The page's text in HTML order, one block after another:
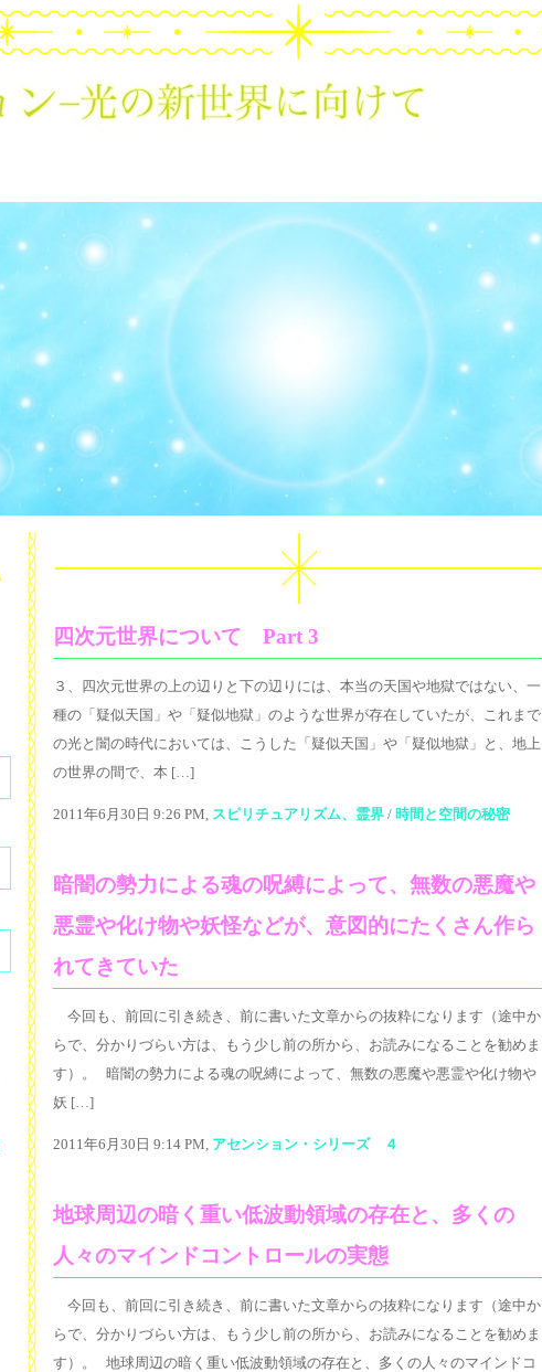
四次元世界について Part 3
３、四次元世界の上の辺りと下の辺りには、本当の天国や地獄ではない、一
種の「疑似天国」や「疑似地獄」のような世界が存在していたが、これまで
の光と闇の時代においては、こうした「疑似天国」や「疑似地獄」と、地上
の世界の間で、本 […]
2011年6月30日 9:26 PM, スピリチュアリズム、霊界 / 時間と空間の秘密
暗闇の勢力による魂の呪縛によって、無数の悪魔や
悪霊や化け物や妖怪などが、意図的にたくさん作ら
れてきていた
今回も、前回に引き続き、前に書いた文章からの抜粋になります（途中か
らで、分かりづらい方は、もう少し前の所から、お読みになることを勧めま
す）。 暗闇の勢力による魂の呪縛によって、無数の悪魔や悪霊や化け物や
妖 […]
2011年6月30日 9:14 PM, アセンション・シリーズ ４
地球周辺の暗く重い低波動領域の存在と、多くの
人々のマインドコントロールの実態
今回も、前回に引き続き、前に書いた文章からの抜粋になります（途中か
らで、分かりづらい方は、もう少し前の所から、お読みになることを勧めま
す）。 地球周辺の暗く重い低波動領域の存在と、多くの人々のマインドコ